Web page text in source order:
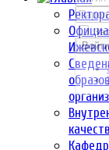
Войти